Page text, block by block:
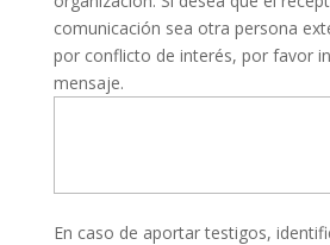
comunicación sea otra persona
por conflicto de interés, por favor
mensaje.
En caso de aportar testigos,